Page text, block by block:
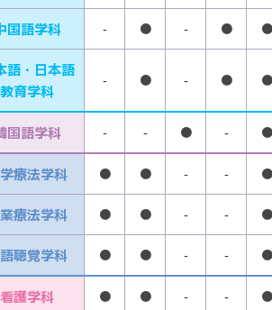
国語学科 - ● - ● ●
語・日本語
教育学科
- ● - ● ●
国語学科 - - ● - ●
療法学科 ● ● - - ●
療法学科 ● ● - - ●
聴覚学科 ● ● - - ●
看護学科 ● ● - - ●